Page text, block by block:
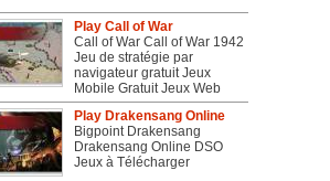
Play Call of War
Call of War Call of War 1942
Jeu de stratégie par
navigateur gratuit Jeux
Mobile Gratuit Jeux Web
Play Drakensang Online
Bigpoint Drakensang
Drakensang Online DSO
Jeux à Télécharger